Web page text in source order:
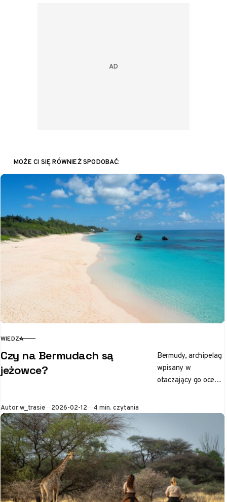
MOŻE CI SIĘ RÓWNIEŻ SPODOBAĆ:
KATEGORIA
WIEDZA
Czy na Bermudach są
jeżowce?
Bermudy, archipelag
wpisany w
otaczający go ocean
naszyjniku,
turystów marzących
o zanurzeniu się w…
Autor:w_trasie Opublikowano
2026-02-12 4 min. czytania